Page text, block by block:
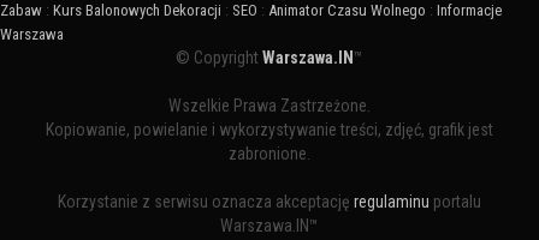
Zabaw : Kurs Balonowych Dekoracji : SEO : Animator Czasu Wolnego : Informacje
Warszawa
© CopyrightWarszawa.IN ™
Wszelkie Prawa Zastrzeżone.
Kopiowanie, powielanie i wykorzystywanie treści, zdjęć, grafik jest
zabronione.
Korzystanie z serwisu oznacza akceptację regulaminu portalu
Warszawa.IN™